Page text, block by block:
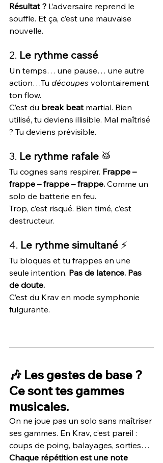
Résultat ? L’adversaire reprend le
souffle. Et ça, c’est une mauvaise
nouvelle.
2. Le rythme cassé
Un temps… une pause… une autre
action…Tu découpes volontairement
ton flow.
C’est du break beat martial. Bien
utilisé, tu deviens illisible. Mal maîtrisé
? Tu deviens prévisible.
3. Le rythme rafale 🥁
Tu cognes sans respirer. Frappe –
frappe – frappe – frappe. Comme un
solo de batterie en feu.
Trop, c’est risqué. Bien timé, c’est
destructeur.
4. Le rythme simultané ⚡
Tu bloques et tu frappes en une
seule intention. Pas de latence. Pas
de doute.
C’est du Krav en mode symphonie
fulgurante.
🎶 Les gestes de base ?
Ce sont tes gammes
musicales.
On ne joue pas un solo sans maîtriser
ses gammes. En Krav, c’est pareil :
coups de poing, balayages, sorties…
Chaque répétition est une note